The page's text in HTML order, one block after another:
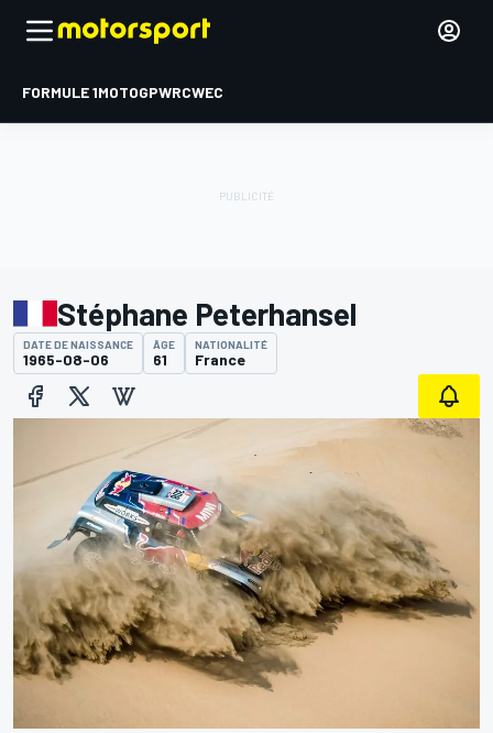
FORMULE 1MOTOGPWRCWEC
Stéphane Peterhansel
DATE DE NAISSANCE
1965-08-06
ÂGE
61
NATIONALITÉ
France